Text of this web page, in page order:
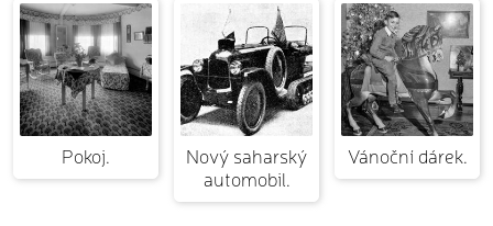
Pokoj.
Nový saharský
automobil.
Vánoční dárek.